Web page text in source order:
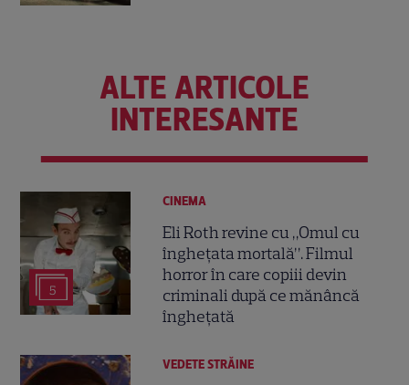
ALTE ARTICOLE
INTERESANTE
5
CINEMA
Eli Roth revine cu „Omul cu
înghețata mortală”. Filmul
horror în care copiii devin
criminali după ce mănâncă
înghețată
VEDETE STRĂINE